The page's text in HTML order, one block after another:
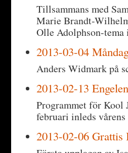
Tillsammans med
Marie Brandt-
Olle Adolphson-
2013-03-04
Anders Widmark på
2013-02-13
Programmet för Kool
februari inleds
2013-02-06 Grattis